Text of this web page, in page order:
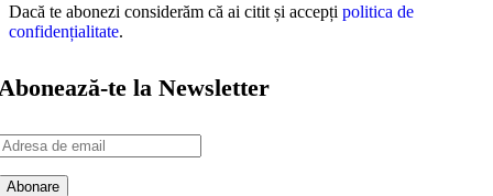
Dacă te abonezi considerăm că ai citit și accepți politica de
confidențialitate.
te la Newsletter